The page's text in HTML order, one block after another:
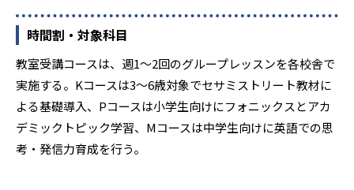
時間割・対象科目
教室受講コースは、週1～2回のグループレッスンを各校舎で
実施する。Kコースは3～6歳対象でセサミストリート教材に
よる基礎導入、Pコースは小学生向けにフォニックスとアカ
デミックトピック学習、Mコースは中学生向けに英語での思
考・発信力育成を行う。